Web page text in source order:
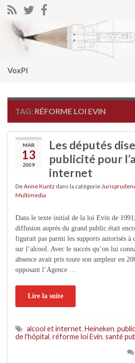
Search for:
VoxPI
TAG: RÉFORME LOI EVIN
MAR
13
2009
Les députés
publicité pour
internet
DeAnne Kuntz dans la catégorie
Multimedia
Dans le texte initial de la loi Evin de
diffusion auprès du grand public était
figurait pas parmi les supports autorisés
sur l’alcool. Avec le succès qu’on lui
absence avait pris toute son ampleur en
opposant l’Agence …
Lire la suite
alcool et internet, Heineken,
de l'hôpital, réforme loi Evin, santé